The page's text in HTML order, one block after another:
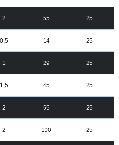
2 55 25
0,5 14 25
1 29 25
1,5 45 25
2 55 25
2 100 25